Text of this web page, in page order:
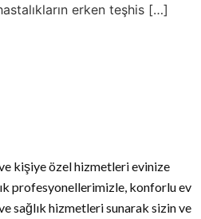
erken teşhis […]
kişiye özel hizmetleri evinize
profesyonellerimizle, konforlu ev
sağlık hizmetleri sunarak sizin ve